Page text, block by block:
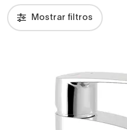
Mostrar filtros